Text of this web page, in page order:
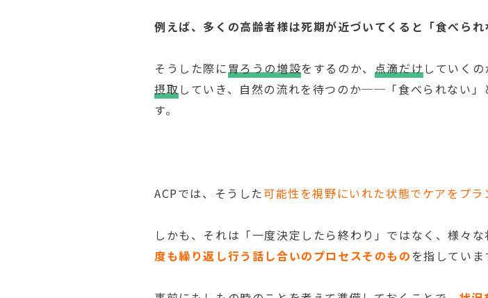
例えば、多くの高齢者様は死期が近づいてくると「食べられ
そうした際に胃ろうの増設をするのか、 点滴だけしていく
摂取していき、自然の流れを待つのか──「食べられない」
す。
ACPでは、そうした可能性を視野にいれた状態でケアをプラ
しかも、それは「一度決定したら終わり」ではなく、様々
度も繰り返し行う話し合いのプロセスそのもの を指していま